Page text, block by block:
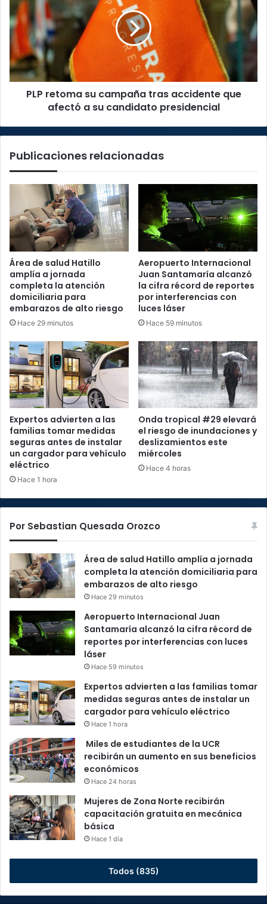
campaña
tras
accidente
que
afectó
a
PLP retoma su campaña tras accidente que
afectó a su candidato presidencial
Publicaciones relacionadas
Área de salud Hatillo
amplía a jornada
completa la atención
domiciliaria para
embarazos de alto riesgo
Hace 29 minutos
Aeropuerto Internacional
Juan Santamaría alcanzó
la cifra récord de reportes
por interferencias con
luces láser
Hace 59 minutos
Expertos advierten a las
familias tomar medidas
seguras antes de instalar
un cargador para vehículo
eléctrico
Hace 1 hora
Onda tropical #29 elevará
el riesgo de inundaciones y
deslizamientos este
miércoles
Hace 4 horas
Por Sebastian Quesada Orozco
Área de salud Hatillo amplía a jornada
completa la atención domiciliaria para
embarazos de alto riesgo
Hace 29 minutos
Aeropuerto Internacional Juan
Santamaría alcanzó la cifra récord de
reportes por interferencias con luces
láser
Hace 59 minutos
Expertos advierten a las familias tomar
medidas seguras antes de instalar un
cargador para vehículo eléctrico
Hace 1 hora
Miles de estudiantes de la UCR
recibirán un aumento en sus beneficios
económicos
Hace 24 horas
Mujeres de Zona Norte recibirán
capacitación gratuita en mecánica
básica
Hace 1 día
Todos (835)